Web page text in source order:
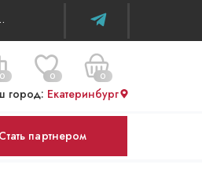
ТЦ WOW House
0 0 0
в корзину
город: Екатеринбург
Стать партнером